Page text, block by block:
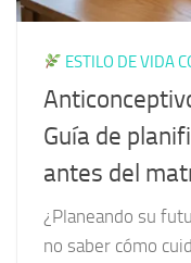
ESTILO DE VIDA
Guía de
antes del
¿Planeando su
no saber cómo